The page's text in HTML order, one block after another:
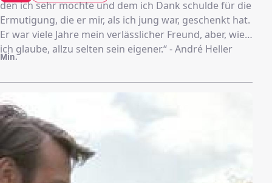
den ich sehr mochte und dem ich Dank schulde für die
Ermutigung, die er mir, als ich jung war, geschenkt hat.
Er war viele Jahre mein verlässlicher Freund, aber, wie
ich glaube, allzu selten sein eigener.“ - André Heller
Min.